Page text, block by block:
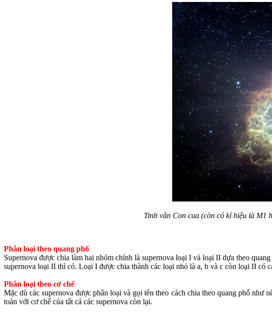
Tinh vân Con cua (còn có kí hiệu là M1
Phân loại theo quang phổ
Supernova được chia làm hai nhóm chính là supernova loại I và loại II dựa theo
supernova loại II thì có. Loại I được chia thành các loại nhỏ là a, b và c còn loại II có
Phân loại theo cơ chế
Mặc dù các supernova được phân loại và gọi tên theo cách chia theo quang phổ
toàn với cơ chế của tất cả các supernova còn lại.